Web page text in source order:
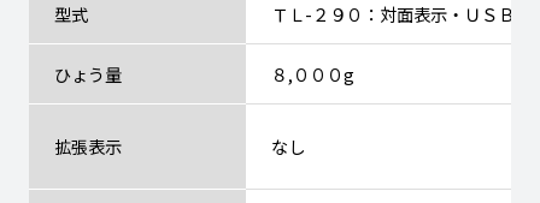
型式 ＴＬ-２９０：対面表示・ＵＳＢ付
ひょう量 ８,０００g
拡張表示 なし